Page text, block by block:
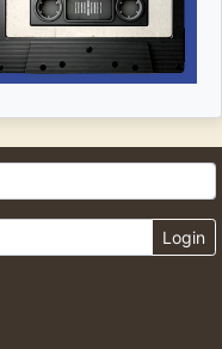
Login